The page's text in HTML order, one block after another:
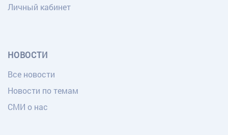
Личный кабинет
НОВОСТИ
Все новости
Новости по темам
СМИ о нас